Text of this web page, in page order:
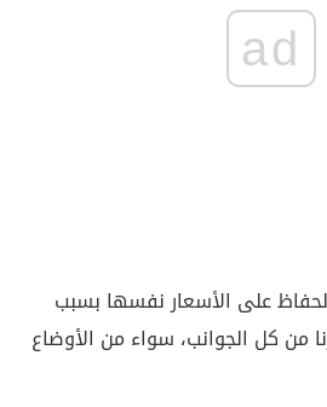
ad
على الأسعار نفسها بسبب
من كل الجوانب، سواء من الأوضاع